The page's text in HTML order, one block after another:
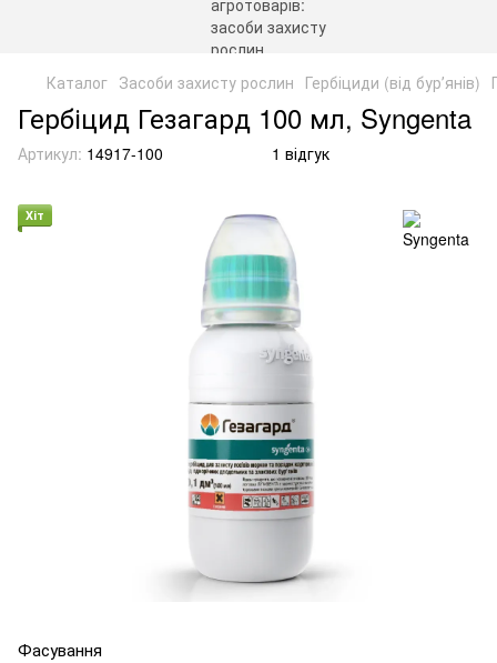
Каталог Засоби захисту рослин Гербіциди (від бурʼянів)
Гербіцид Гезагард 100 мл, Syngenta
Артикул: 14917-100 1 відгук
Хіт
Фасування